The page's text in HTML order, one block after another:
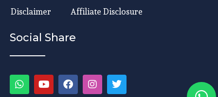
Disclaimer
Affiliate Disclosure
Social Share